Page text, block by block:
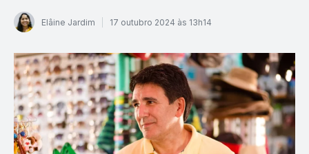
Elâine Jardim 17 outubro 2024 às 13h14